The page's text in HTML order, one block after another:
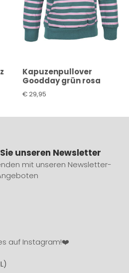
Kapuzenpullover
Goodday grün rosa
€29,95
unseren Newsletter
mit unseren Newsletter-
auf Instagram!❤️